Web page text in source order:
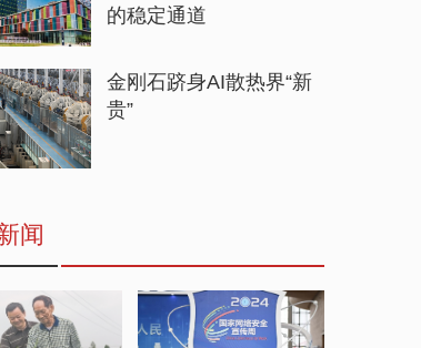
的稳定通道
金刚石跻身AI散热界“新
贵”
闻